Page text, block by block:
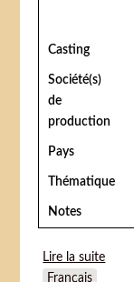
Casting
Société(s)
de
production
Pays
Thématique
Notes
Lire la suite
Français